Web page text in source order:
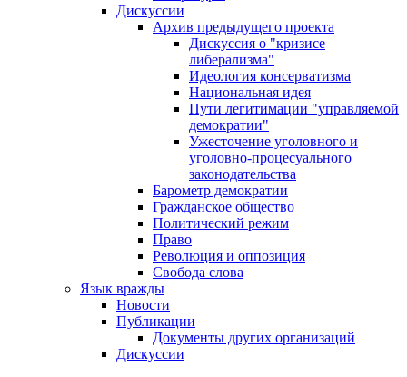
Дискуссии
Архив предыдущего проекта
Дискуссия о "кризисе
либерализма"
Идеология консерватизма
Национальная идея
Пути легитимации "управляемой
демократии"
Ужесточение уголовного и
уголовно-процесуального
законодательства
Барометр демократии
Гражданское общество
Политический режим
Право
Революция и оппозиция
Свобода слова
Язык вражды
Новости
Публикации
Документы других организаций
Дискуссии